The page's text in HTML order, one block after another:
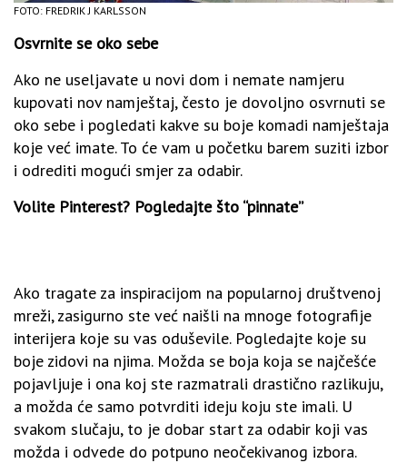
FOTO: FREDRIK J KARLSSON
Osvrnite se oko sebe
Ako ne useljavate u novi dom i nemate namjeru
kupovati nov namještaj, često je dovoljno osvrnuti se
oko sebe i pogledati kakve su boje komadi namještaja
koje već imate. To će vam u početku barem suziti izbor
i odrediti mogući smjer za odabir.
Volite Pinterest? Pogledajte što “pinnate”
Ako tragate za inspiracijom na popularnoj društvenoj
mreži, zasigurno ste već naišli na mnoge fotografije
interijera koje su vas oduševile. Pogledajte koje su
boje zidovi na njima. Možda se boja koja se najčešće
pojavljuje i ona koj ste razmatrali drastično razlikuju,
a možda će samo potvrditi ideju koju ste imali. U
svakom slučaju, to je dobar start za odabir koji vas
možda i odvede do potpuno neočekivanog izbora.